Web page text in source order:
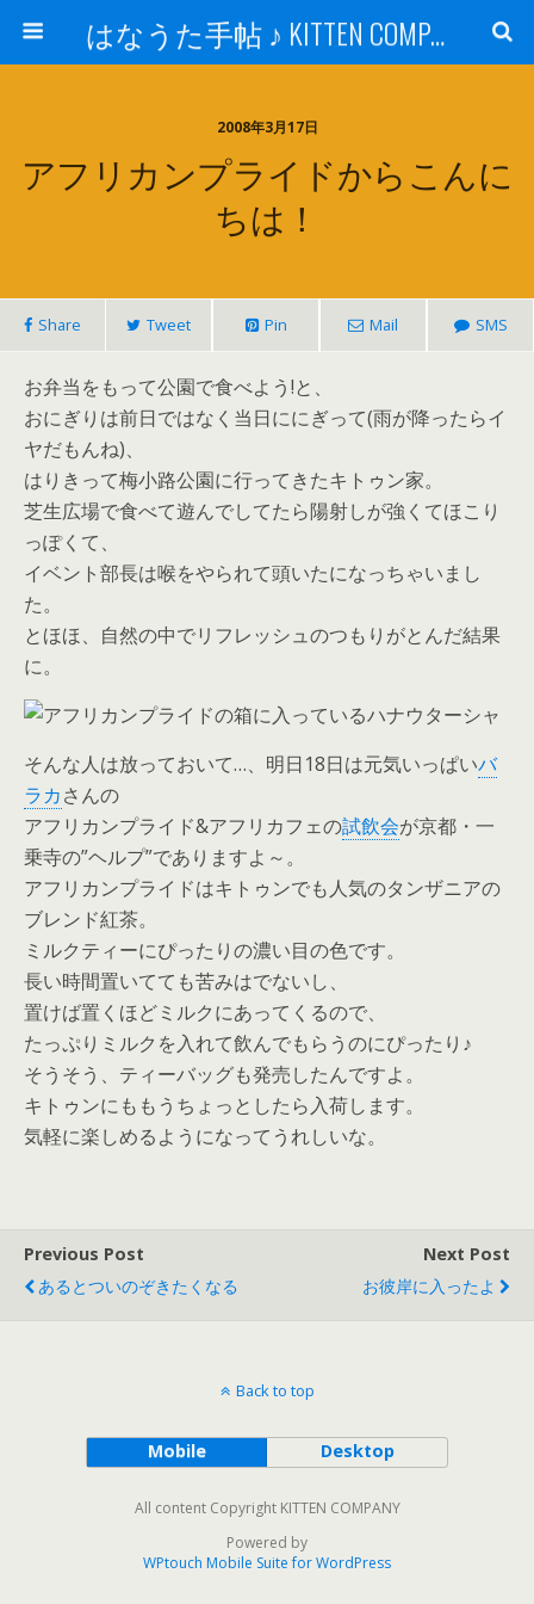
はなうた手帖 ♪ KITTEN COMPANY
2008年3月17日
アフリカンプライドからこんに
ちは！
Share Tweet Pin Mail SMS
お弁当をもって公園で食べよう!と、
おにぎりは前日ではなく当日ににぎって(雨が降ったらイ
ヤだもんね)、
はりきって梅小路公園に行ってきたキトゥン家。
芝生広場で食べて遊んでしてたら陽射しが強くてほこり
っぽくて、
イベント部長は喉をやられて頭いたになっちゃいまし
た。
とほほ、自然の中でリフレッシュのつもりがとんだ結果
に。
そんな人は放っておいて…、明日18日は元気いっぱいバ
ラカさんの
アフリカンプライド&アフリカフェの試飲会が京都・一
乗寺の”ヘルプ”でありますよ～。
アフリカンプライドはキトゥンでも人気のタンザニアの
ブレンド紅茶。
ミルクティーにぴったりの濃い目の色です。
長い時間置いてても苦みはでないし、
置けば置くほどミルクにあってくるので、
たっぷりミルクを入れて飲んでもらうのにぴったり♪
そうそう、ティーバッグも発売したんですよ。
キトゥンにももうちょっとしたら入荷します。
気軽に楽しめるようになってうれしいな。
Previous Post
あるとついのぞきたくなる
Next Post
お彼岸に入ったよ
Back to top
Mobile Desktop
All content Copyright KITTEN COMPANY
Powered by
WPtouch Mobile Suite for WordPress